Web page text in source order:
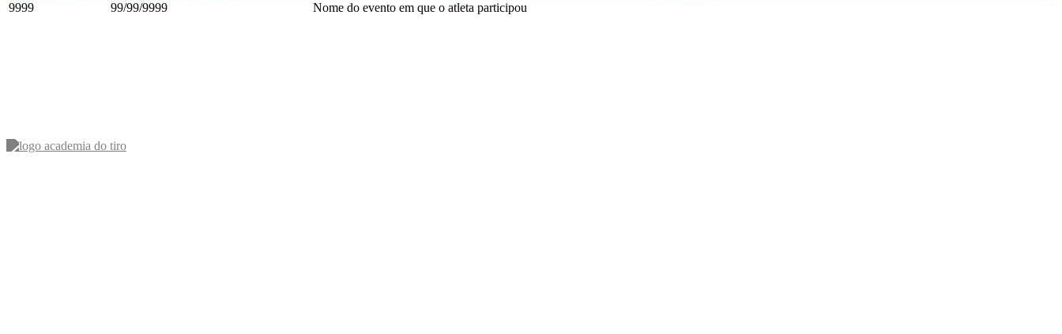
9999
99/99/9999 Nome do evento em que o atleta participou